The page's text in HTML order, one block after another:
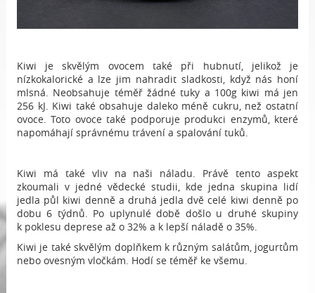
Kiwi je skvělým ovocem také při hubnutí, jelikož je
nízkokalorické a lze jim nahradit sladkosti, když nás honí
mlsná. Neobsahuje téměř žádné tuky a 100g kiwi má jen
256 kJ. Kiwi také obsahuje daleko méně cukru, než ostatní
ovoce. Toto ovoce také podporuje produkci enzymů, které
napomáhají správnému trávení a spalování tuků.
Kiwi má také vliv na naši náladu. Právě tento aspekt
zkoumali v jedné vědecké studii, kde jedna skupina lidí
jedla půl kiwi denně a druhá jedla dvě celé kiwi denně po
dobu 6 týdnů. Po uplynulé době došlo u druhé skupiny
k poklesu deprese až o 32% a k lepší náladě o 35%.
Kiwi je také skvělým doplňkem k různým salátům, jogurtům
nebo ovesným vločkám. Hodí se téměř ke všemu.